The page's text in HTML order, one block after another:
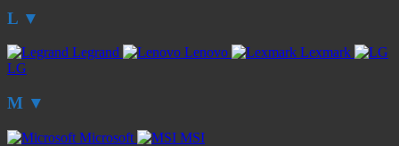
L ▼
Legrand Lenovo
Lexmark
LG
M ▼
Microsoft MSI